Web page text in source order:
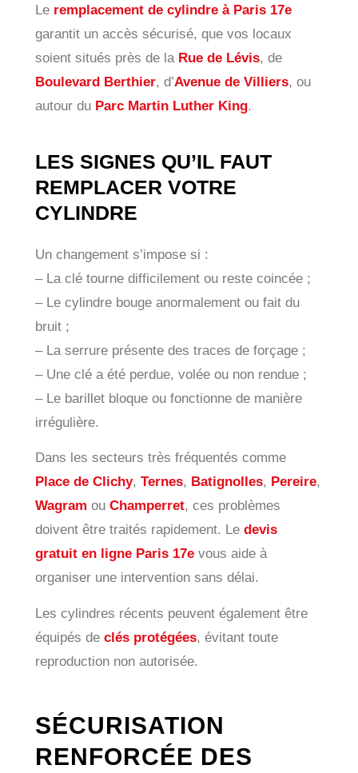
Le remplacement de cylindre à Paris 17e
garantit un accès sécurisé, que vos locaux
soient situés près de la Rue de Lévis, de
Boulevard Berthier, d’Avenue de Villiers, ou
autour du Parc Martin Luther King.
LES SIGNES QU’IL FAUT
REMPLACER VOTRE
CYLINDRE
Un changement s’impose si :
– La clé tourne difficilement ou reste coincée ;
– Le cylindre bouge anormalement ou fait du
bruit ;
– La serrure présente des traces de forçage ;
– Une clé a été perdue, volée ou non rendue ;
– Le barillet bloque ou fonctionne de manière
irrégulière.
Dans les secteurs très fréquentés comme
Place de Clichy, Ternes, Batignolles, Pereire,
Wagram ou Champerret, ces problèmes
doivent être traités rapidement. Le devis
gratuit en ligne Paris 17evous aide à
organiser une intervention sans délai.
Les cylindres récents peuvent également être
équipés de clés protégées, évitant toute
reproduction non autorisée.
SÉCURISATION
RENFORCÉE DES